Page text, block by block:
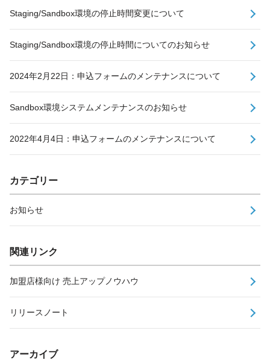
Staging/Sandbox環境の停止時間変更について
Staging/Sandbox環境の停止時間についてのお知らせ
2024年2月22日：申込フォームのメンテナンスについて
Sandbox環境システムメンテナンスのお知らせ
2022年4月4日：申込フォームのメンテナンスについて
カテゴリー
お知らせ
関連リンク
加盟店様向け 売上アップノウハウ
リリースノート
アーカイブ